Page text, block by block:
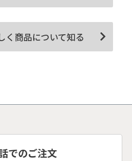
く商品について知る
でのご注文